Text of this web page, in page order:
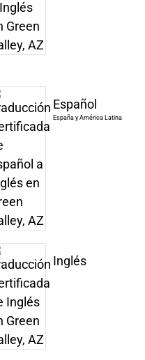
Español
España y América Latina
Inglés